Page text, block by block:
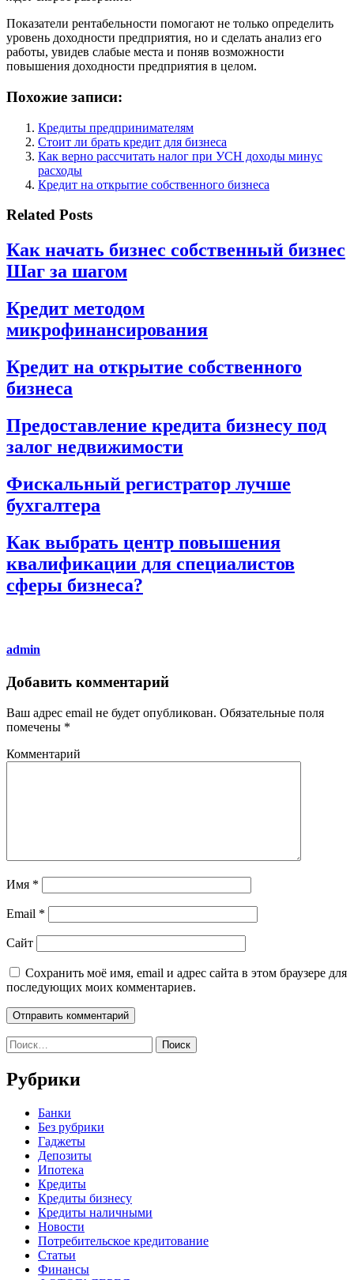
Показатели рентабельности помогают не только определить
уровень доходности предприятия, но и сделать анализ его
работы, увидев слабые места и поняв возможности
повышения доходности предприятия в целом.
Похожие записи:
Кредиты предпринимателям
Стоит ли брать кредит для бизнеса
Как верно рассчитать налог при УСН доходы минус
расходы
Кредит на открытие собственного бизнеса
Related Posts
Как начать бизнес собственный бизнес
Шаг за шагом
Кредит методом
микрофинансирования
Кредит на открытие собственного
бизнеса
Предоставление кредита бизнесу под
залог недвижимости
Фискальный регистратор лучше
бухгалтера
Как выбрать центр повышения
квалификации для специалистов
сферы бизнеса?
admin
Добавить комментарий
Ваш адрес email не будет опубликован. Обязательные поля
помечены *
Комментарий
Имя *
Email *
Сайт
Сохранить моё имя, email и адрес сайта в этом браузере для
последующих моих комментариев.
Найти:
Рубрики
Банки
Без рубрики
Гаджеты
Депозиты
Ипотека
Кредиты
Кредиты бизнесу
Кредиты наличными
Новости
Потребительское кредитование
Статьи
Финансы